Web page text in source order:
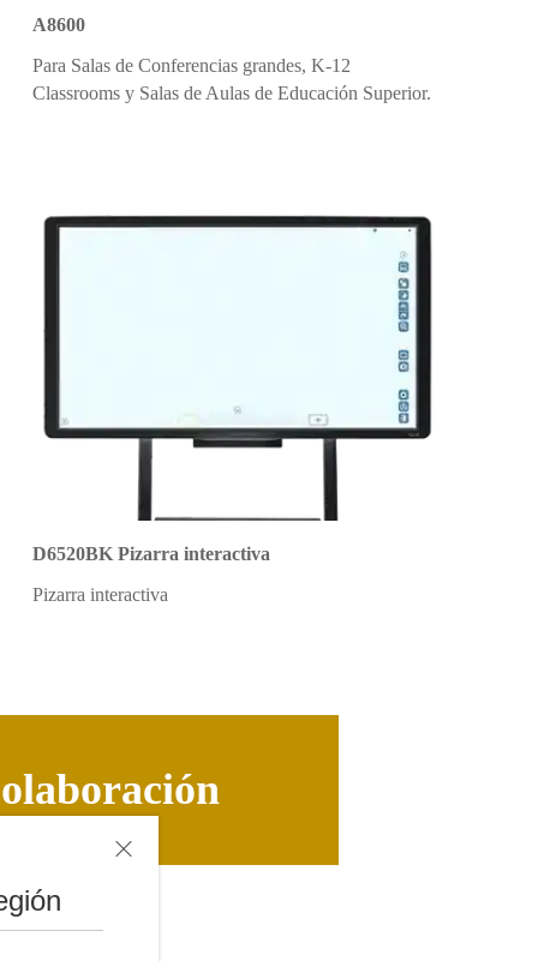
A8600
Para Salas de Conferencias grandes, K-12
Classrooms y Salas de Aulas de Educación Superior.
D6520BK Pizarra interactiva
Pizarra interactiva